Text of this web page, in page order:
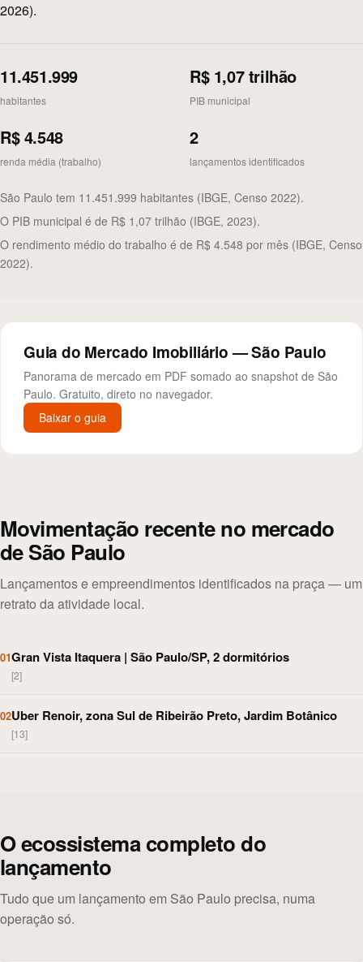
2026).
11.451.999
habitantes
R$ 1,07 trilhão
PIB municipal
R$ 4.548
renda média (trabalho)
2
lançamentos identificados
São Paulo tem 11.451.999 habitantes (IBGE, Censo 2022).
O PIB municipal é de R$ 1,07 trilhão (IBGE, 2023).
O rendimento médio do trabalho é de R$ 4.548 por mês (IBGE, Censo
2022).
Guia do Mercado Imobiliário — São Paulo
Panorama de mercado em PDF somado ao snapshot de São
Paulo. Gratuito, direto no navegador.
Baixar o guia
Movimentação recente no mercado
de São Paulo
Lançamentos e empreendimentos identificados na praça — um
retrato da atividade local.
01Gran Vista Itaquera | São Paulo/SP, 2 dormitórios
[2]
02Uber Renoir, zona Sul de Ribeirão Preto, Jardim Botânico
[13]
O ecossistema completo do
lançamento
Tudo que um lançamento em São Paulo precisa, numa
operação só.